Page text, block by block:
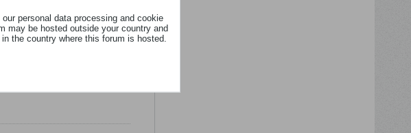
personal data processing and cookie
may be hosted outside your country and
the country where this forum is hosted.